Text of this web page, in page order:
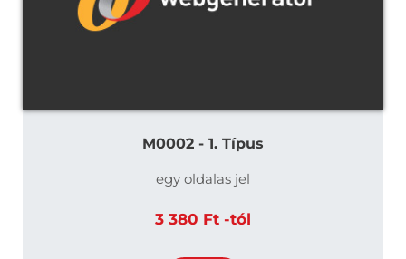
M0002 - 1. Típus
egy oldalas jel
3 380 Ft -tól